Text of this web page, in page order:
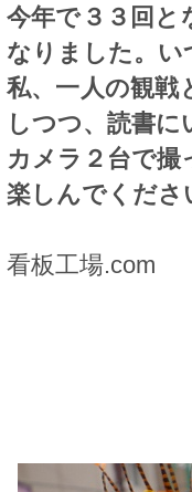
今年で３３回と
なりました。い
私、一人の観戦
しつつ、読書
カメラ２台で
楽しんでくださ
看板工場